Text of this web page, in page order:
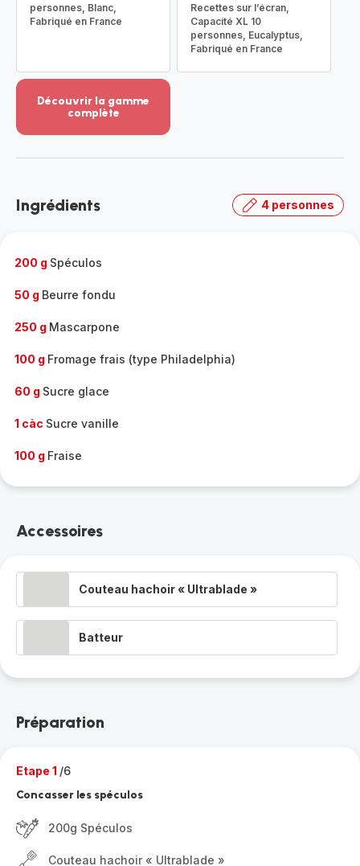
personnes, Blanc,
Fabriqué en France
Recettes sur l’écran,
Capacité XL 10
personnes, Eucalyptus,
Fabriqué en France
Découvrir la gamme
complète
-
gamme
Ingrédients 4 personnes
200 g Spéculos
50 g Beurre fondu
250 g Mascarpone
100 g Fromage frais (type Philadelphia)
60 g Sucre glace
1 càc Sucre vanille
100 g Fraise
Accessoires
Couteau hachoir « Ultrablade »
Batteur
Préparation
Etape 1 /6
Concasser les spéculos
200g Spéculos
Couteau hachoir « Ultrablade »